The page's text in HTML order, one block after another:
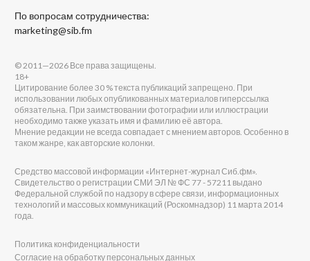
По вопросам сотрудничества:
marketing@sib.fm
© 2011—2026 Все права защищены.
18+
Цитирование более 30 % текста публикаций запрещено. При
использовании любых опубликованных материалов гиперссылка
обязательна. При заимствовании фотографии или иллюстрации
необходимо также указать имя и фамилию её автора.
Мнение редакции не всегда совпадает с мнением авторов. Особенно в
таком жанре, как авторские колонки.
Средство массовой информации «Интернет-журнал Сиб.фм».
Свидетельство о регистрации СМИ ЭЛ № ФС 77 - 57211 выдано
Федеральной службой по надзору в сфере связи, информационных
технологий и массовых коммуникаций (Роскомнадзор) 11 марта 2014
года.
Политика конфиденциальности
Согласие на обработку персональных данных